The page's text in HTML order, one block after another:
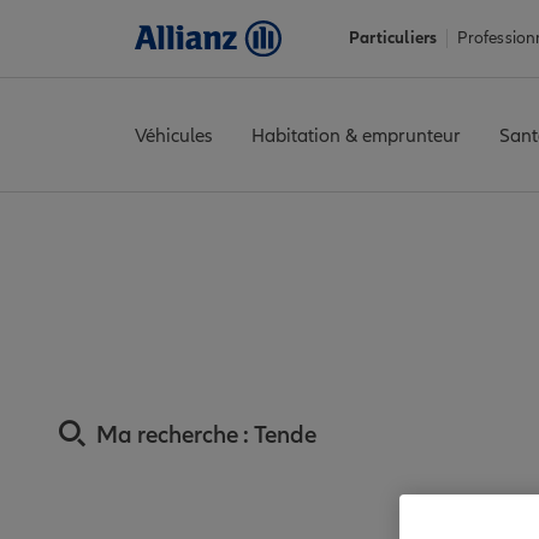
Particuliers
Véhicules Habitation & emprunteur
Ma recherche : Tende